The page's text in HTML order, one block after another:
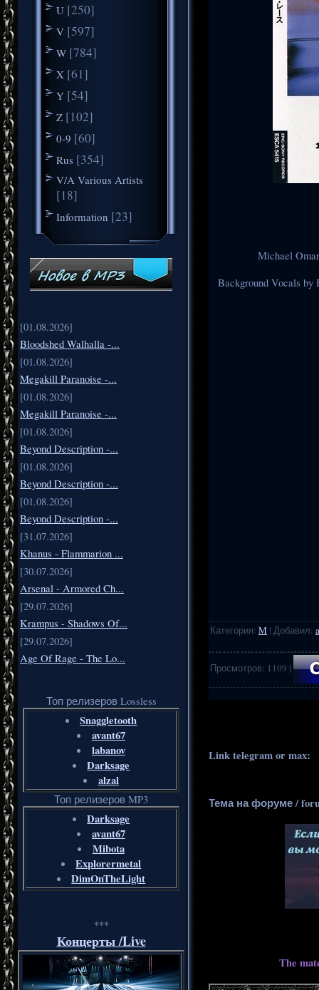
U [250]
V [597]
W [784]
X [61]
Y [54]
Z [102]
0-9 [60]
Rus [354]
V/A Various Artists
[18]
Information [23]
[01.08.2026]
Bloodshed Walhalla -...
[01.08.2026]
Megakill Paranoise -...
[01.08.2026]
Megakill Paranoise -...
[01.08.2026]
Beyond Description -...
[01.08.2026]
Beyond Description -...
[01.08.2026]
Beyond Description -...
[31.07.2026]
Khanus - Flammarion ...
[30.07.2026]
Arsenal - Armored Ch...
[29.07.2026]
Krampus - Shadows Of...
[29.07.2026]
Age Of Rage - The Lo...
Топ релизеров Lossless
Snaggletooth
avant67
labanov
Darksage
alzal
Топ релизеров MP3
Darksage
avant67
Mibota
Explorermetal
DimOnTheLight
***
Концерты /Live
Michael
Background Vocals by
Категория: M | Добавил:
Просмотров: 1109 |
Link telegram or max:
Тема на форуме /
The